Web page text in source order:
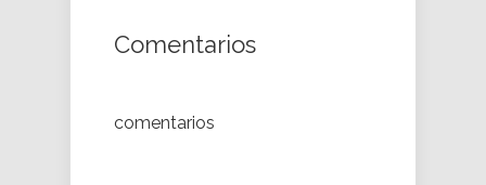
Comentarios
comentarios